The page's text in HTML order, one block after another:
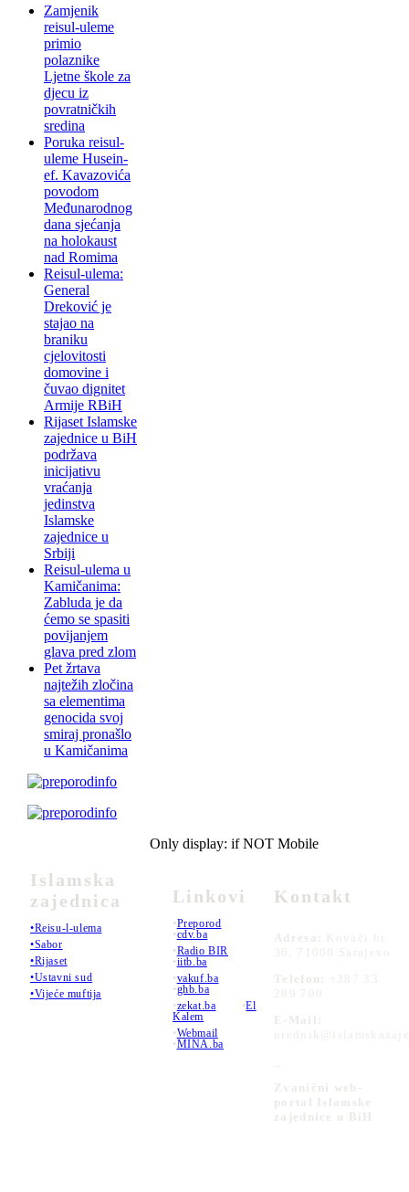
Zamjenik
reisul-uleme
primio
polaznike
Ljetne škole za
djecu iz
povratničkih
sredina
Poruka reisul-
uleme Husein-
ef. Kavazovića
povodom
Međunarodnog
dana sjećanja
na holokaust
nad Romima
Reisul-ulema:
General
Dreković je
stajao na
braniku
cjelovitosti
domovine i
čuvao dignitet
Armije RBiH
Rijaset Islamske
zajednice u BiH
podržava
inicijativu
vraćanja
jedinstva
Islamske
zajednice u
Srbiji
Reisul-ulema u
Kamičanima:
Zabluda je da
ćemo se spasiti
povijanjem
glava pred zlom
Pet žrtava
najtežih zločina
sa elementima
genocida svoj
smiraj pronašlo
u Kamičanima
Islamska
zajednica
•Reisu-l-ulema
•Sabor
•Rijaset
•Ustavni sud
•Vijeće muftija
Only display: if NOT Mobile
Linkovi
•Preporod
•cdv.ba
•Radio BIR
•iitb.ba
•vakuf.ba
•ghb.ba
•zekat.ba •El
Kalem
•Webmail
•MINA.ba
Kontakt
Adresa:
Kovači br.
36, 71000 Sarajevo
Telefon:
+387 33
289 700
E-Mail:
Zvanični web-
portal Islamske
zajednice u BiH